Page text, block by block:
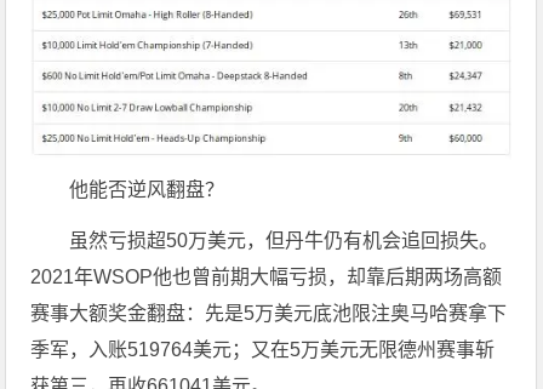
他能否逆风翻盘？
虽然亏损超50万美元，但丹牛仍有机会追回损失。
2021年WSOP他也曾前期大幅亏损，却靠后期两场高额
赛事大额奖金翻盘：先是5万美元底池限注奥马哈赛拿下
季军，入账519764美元；又在5万美元无限德州赛事斩